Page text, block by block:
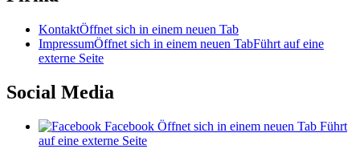
KontaktÖffnet sich in einem neuen Tab
ImpressumÖffnet sich in einem neuen TabFührt auf eine
externe Seite
Social Media
Facebook Öffnet sich in einem neuen Tab Führt
auf eine externe Seite